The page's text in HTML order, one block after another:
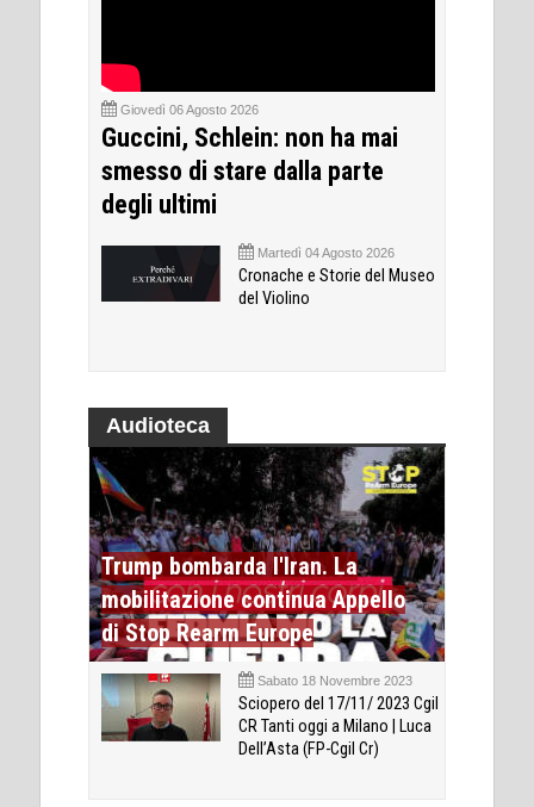
Giovedì 06 Agosto 2026
Guccini, Schlein: non ha mai
smesso di stare dalla parte
degli ultimi
Martedì 04 Agosto 2026
Cronache e Storie del Museo
del Violino
Audioteca
Trump bombarda l'Iran. La
mobilitazione continua Appello
di Stop Rearm Europe
Sabato 18 Novembre 2023
Sciopero del 17/11/ 2023 Cgil
CR Tanti oggi a Milano | Luca
Dell’Asta (FP-Cgil Cr)